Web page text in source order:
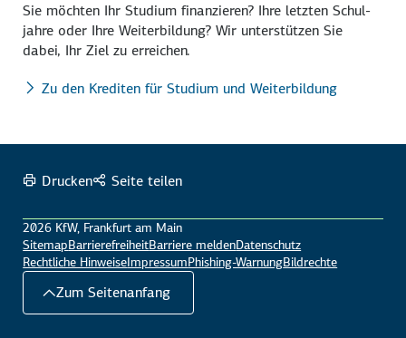
Sie möchten Ihr Studium finanzieren? Ihre letzten Schul­
jahre oder Ihre Weiter­bildung? Wir unter­stützen Sie
dabei, Ihr Ziel zu erreichen.
Zu den Krediten für Studium und Weiterbildung
Drucken Seite teilen
2026 KfW, Frankfurt am Main
SitemapBarrierefreiheitBarriere meldenDatenschutz
Rechtliche HinweiseImpressumPhishing-WarnungBildrechte
Zum Seitenanfang